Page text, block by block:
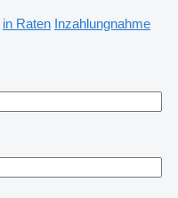
in Raten Inzahlungnahme